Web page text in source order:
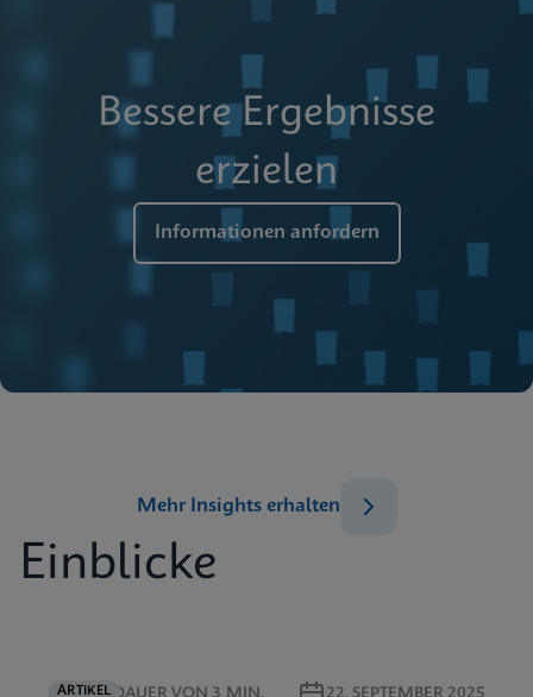
Bessere Ergebnisse
erzielen
Informationen anfordern
Einblicke
Mehr Insights erhalten
ARTIKEL